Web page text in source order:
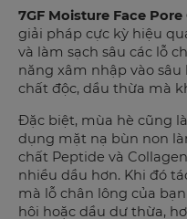
7GF Moisture Face
giải pháp cực kỳ hiệu
và làm sạch sâu các lỗ
năng xâm nhập vào
chất độc, dầu thừa mà
Đặc biệt, mùa hè cũng
dụng mặt nạ bùn non
chất Peptide và
nhiều dầu hơn. Khi đó
mà lỗ chân lông của
hôi hoặc dầu dư thừa,